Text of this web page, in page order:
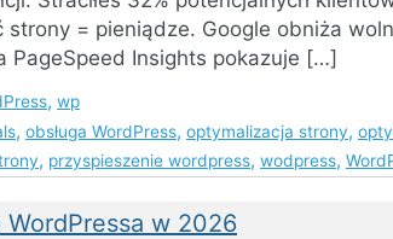
strony = pieniądze. Google obniża
PageSpeed Insights pokazuje […]
, wp
, obsługa WordPress, optymalizacja strony,
, przyspieszenie wordpress, wodpress,
w 2026